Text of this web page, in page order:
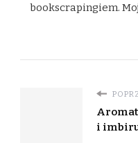
bookscrapingiem.
i